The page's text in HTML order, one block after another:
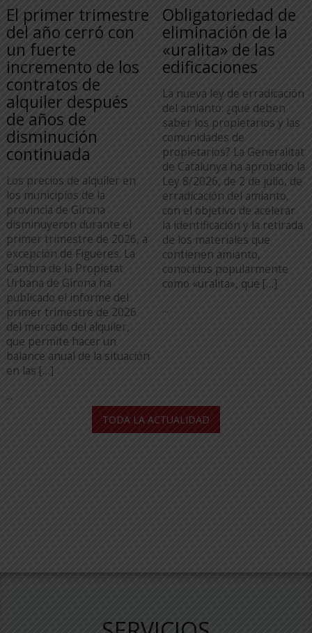
El primer trimestre
del año cerró con
un fuerte
incremento de los
contratos de
alquiler después
de años de
disminución
continuada
Los precios de alquiler en
los municipios de la
provincia de Girona
disminuyeron durante el
primer trimestre de 2026, a
excepción de Figueres. La
Cambra de la Propietat
Urbana de Girona ha
publicado el informe del
primer trimestre de 2026
del mercado del alquiler,
que permite hacer un
balance anual de la situación
en las […]
...
Obligatoriedad de
eliminación de la
«uralita» de las
edificaciones
La nueva ley de erradicación
del amianto: ¿qué deben
saber los propietarios y las
comunidades de
propietarios? La Generalitat
de Catalunya ha aprobado la
Ley 8/2026, de 2 de julio, de
erradicación del amianto,
con el objetivo de acelerar
la identificación y la retirada
de los materiales que
contienen amianto,
conocidos popularmente
como «uralita», que […]
...
TODA LA ACTUALIDAD